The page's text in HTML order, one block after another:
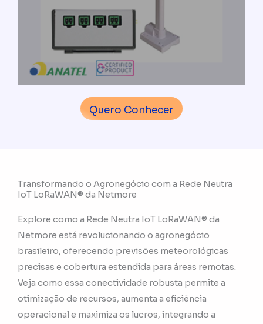
Quero Conhecer
Transformando o Agronegócio com a Rede Neutra
IoT LoRaWAN® da Netmore
Explore como a Rede Neutra IoT LoRaWAN® da
Netmore está revolucionando o agronegócio
brasileiro, oferecendo previsões meteorológicas
precisas e cobertura estendida para áreas remotas.
Veja como essa conectividade robusta permite a
otimização de recursos, aumenta a eficiência
operacional e maximiza os lucros, integrando a